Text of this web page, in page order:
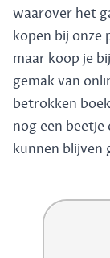
waarover het
kopen bij onze
maar koop je
gemak van
betrokken
nog een beetje
kunnen blijven